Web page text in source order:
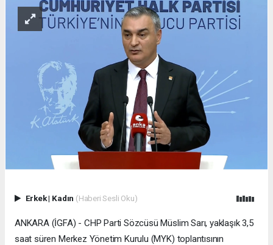
Erkek| Kadın (Haberi Sesli Oku)
ANKARA (İGFA) - CHP Parti Sözcüsü Müslim Sarı, yaklaşık 3,5
saat süren Merkez Yönetim Kurulu (MYK) toplantısının